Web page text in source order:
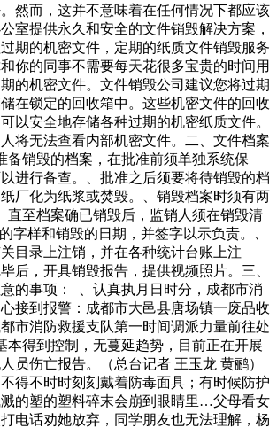
然而，这并不意味着在任何情况下都应该
室提供永久和安全的文件销毁解决方案，
期的机密文件，定期的纸质文件销毁服务
你的同事不需要每天花很多宝贵的时间用
的机密文件。文件销毁公司建议您将过期
在锁定的回收箱中。这些机密文件的回收
以安全地存储各种过期的机密纸质文件。
将无法查看内部机密文件。二、文件档案
备销毁的档案，在批准前须单独系统保
进行备查。、批准之后须要将待销毁的档
厂化为纸浆或焚毁。、销毁档案时须有两
直至档案确已销毁后，监销人须在销毁清
字样和销毁的日期，并签字以示负责。、
目录上注销，并在各种统计台账上注
后，开具销毁报告，提供视频照片。三、
的事项： 、认真执月日时分，成都市消
接到报警：成都市大邑县唐场镇一废品收
市消防救援支队第一时间调派力量前往处
本得到控制，无蔓延趋势，目前正在开展
员伤亡报告。（总台记者 王玉龙 黄鹂）
得不时时刻刻戴着防毒面具；有时候防护
的塑的塑料碎末会崩到眼睛里…父母看女
电话劝她放弃，同学朋友也无法理解，杨